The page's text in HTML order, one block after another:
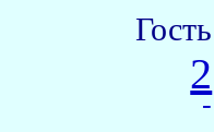
Гость
2
-